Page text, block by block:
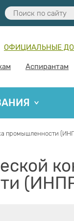
ОФИЦИАЛЬНЫЕ
Аспирантам
промышленности